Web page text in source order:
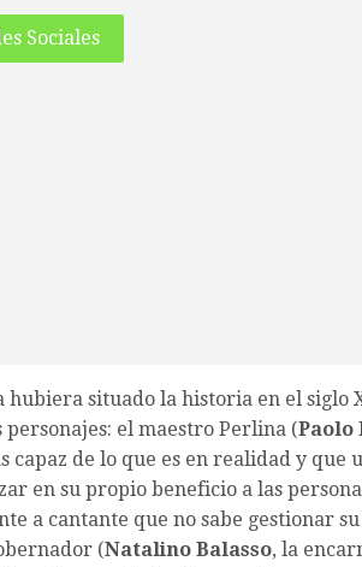
Sociales
hubiera situado la historia en el siglo
el maestro Perlina (Paolo
capaz de lo que es en realidad y
en su propio beneficio a las
a cantante que no sabe gestionar
(Natalino Balasso, la